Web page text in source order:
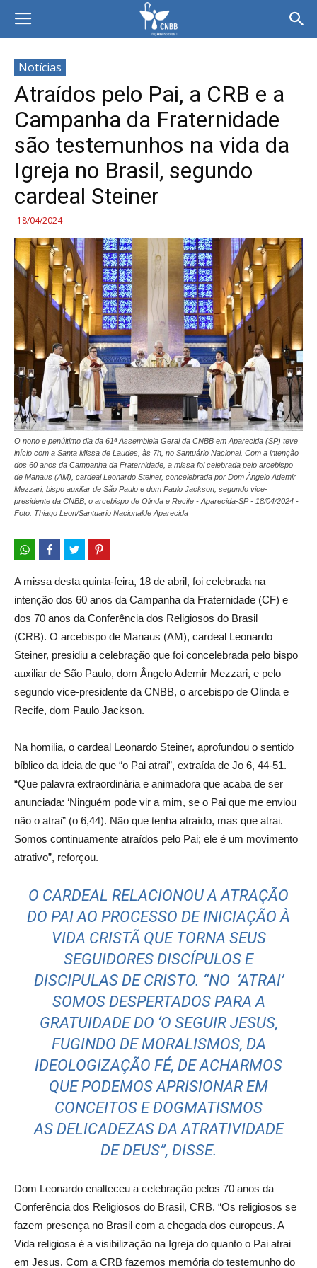
Notícias
Atraídos pelo Pai, a CRB e a
Campanha da Fraternidade
são testemunhos na vida da
Igreja no Brasil, segundo
cardeal Steiner
18/04/2024
O nono e penúltimo dia da 61ª Assembleia Geral da CNBB em Aparecida (SP) teve
início com a Santa Missa de Laudes, às 7h, no Santuário Nacional. Com a intenção
dos 60 anos da Campanha da Fraternidade, a missa foi celebrada pelo arcebispo
de Manaus (AM), cardeal Leonardo Steiner, concelebrada por Dom Ângelo Ademir
Mezzari, bispo auxiliar de São Paulo e dom Paulo Jackson, segundo vice-
presidente da CNBB, o arcebispo de Olinda e Recife - Aparecida-SP - 18/04/2024 -
Foto: Thiago Leon/Santuario Nacionalde Aparecida
A missa desta quinta-feira, 18 de abril, foi celebrada na
intenção dos 60 anos da Campanha da Fraternidade (CF) e
dos 70 anos da Conferência dos Religiosos do Brasil
(CRB). O arcebispo de Manaus (AM), cardeal Leonardo
Steiner, presidiu a celebração que foi concelebrada pelo bispo
auxiliar de São Paulo, dom Ângelo Ademir Mezzari, e pelo
segundo vice-presidente da CNBB, o arcebispo de Olinda e
Recife, dom Paulo Jackson.
Na homilia, o cardeal Leonardo Steiner, aprofundou o sentido
bíblico da ideia de que “o Pai atrai”, extraída de Jo 6, 44-51.
“Que palavra extraordinária e animadora que acaba de ser
anunciada: ‘Ninguém pode vir a mim, se o Pai que me enviou
não o atrai” (o 6,44). Não que tenha atraído, mas que atrai.
Somos continuamente atraídos pelo Pai; ele é um movimento
atrativo”, reforçou.
O CARDEAL RELACIONOU A ATRAÇÃO
DO PAI AO PROCESSO DE INICIAÇÃO À
VIDA CRISTÃ QUE TORNA SEUS
SEGUIDORES DISCÍPULOS E
DISCIPULAS DE CRISTO. “NO ‘ATRAI’
SOMOS DESPERTADOS PARA A
GRATUIDADE DO ‘O SEGUIR JESUS,
FUGINDO DE MORALISMOS, DA
IDEOLOGIZAÇÃO FÉ, DE ACHARMOS
QUE PODEMOS APRISIONAR EM
CONCEITOS E DOGMATISMOS
AS DELICADEZAS DA ATRATIVIDADE
DE DEUS”, DISSE.
Dom Leonardo enalteceu a celebração pelos 70 anos da
Conferência dos Religiosos do Brasil, CRB. “Os religiosos se
fazem presença no Brasil com a chegada dos europeus. A
Vida religiosa é a visibilização na Igreja do quanto o Pai atrai
em Jesus. Com a CRB fazemos memória do testemunho do